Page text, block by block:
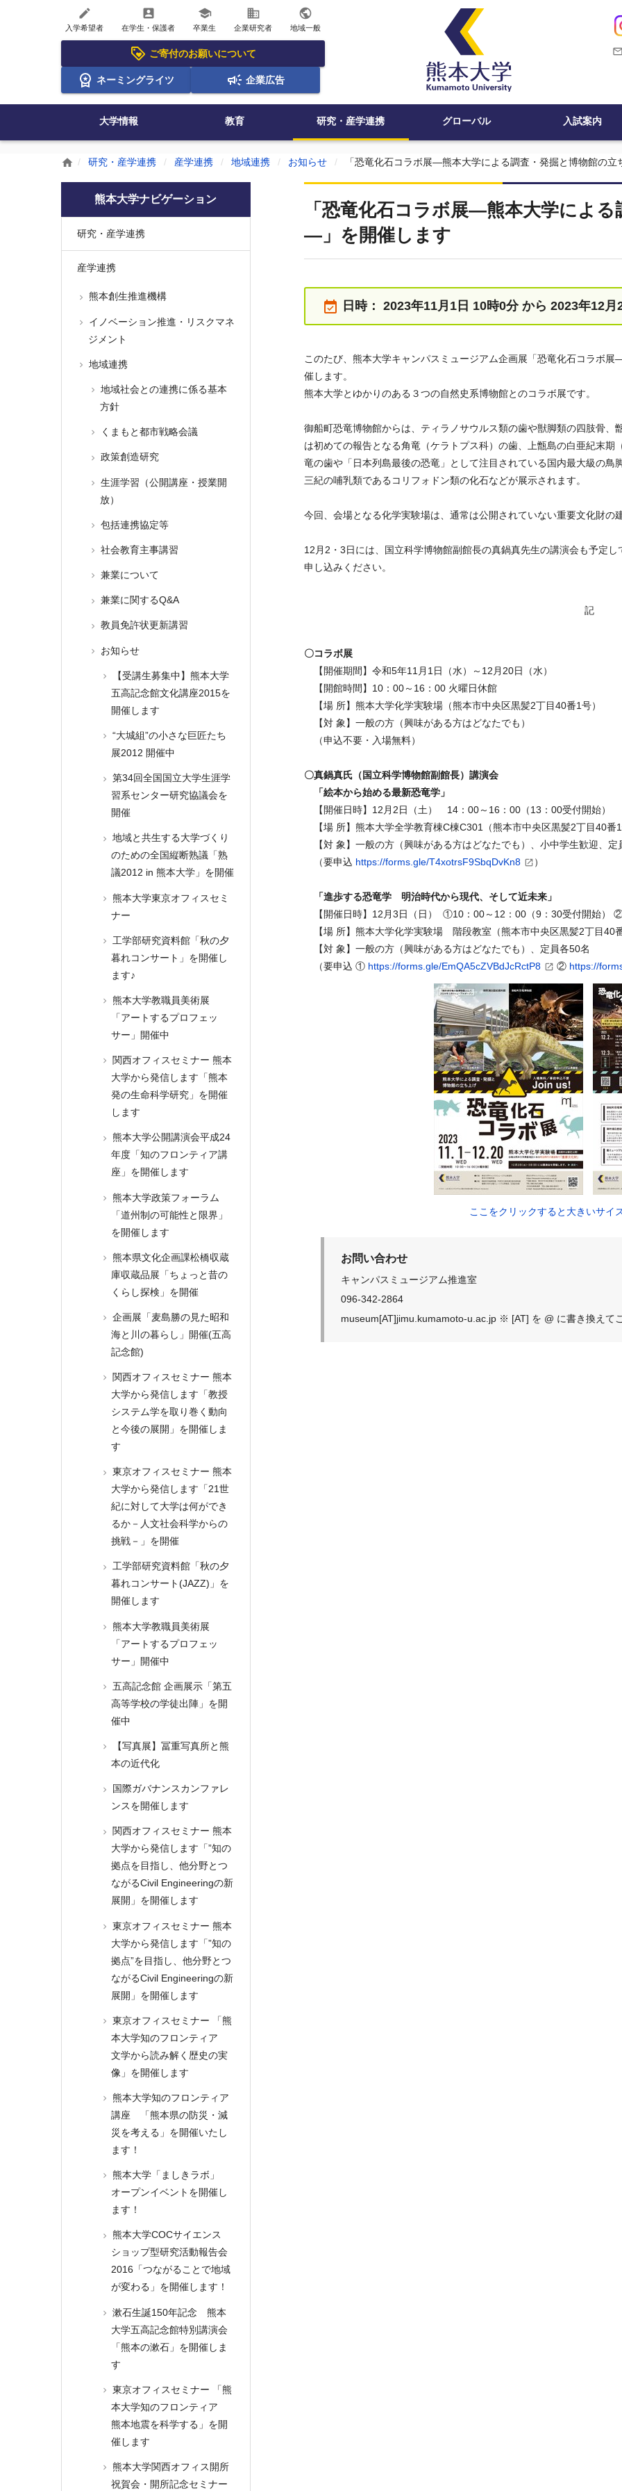
create
入学希望者
account_box
在学生・保護者
school
卒業生
business
企業研究者
public
地域一般
ご寄付のお願いについて
ネーミングライツ 企業広告
mail_outline
大学情報 教育 研究・産学連携 グローバル 入試案内
home 研究・産学連携 産学連携 地域連携 お知らせ 「恐竜化石コラボ展―熊本大学による調査・発掘と博物館の
「恐竜化石コラボ展―熊本大学によ
―」を開催します
event_available 日時： 2023年11月1日 10時0分 から 2023年12
このたび、熊本大学キャンパスミュージアム企画展「恐竜化石コラボ
催します。
熊本大学とゆかりのある３つの自然史系博物館とのコラボ展です。
御船町恐竜博物館からは、ティラノサウルス類の歯や獣脚類の四肢骨
は初めての報告となる角竜（ケラトプス科）の歯、上甑島の白亜紀末
竜の歯や「日本列島最後の恐竜」として注目されている国内最大級の
三紀の哺乳類であるコリフォドン類の化石などが展示されます。
今回、会場となる化学実験場は、通常は公開されていない重要文化財の
12月 2 ・3日には、国立科学博物館副館長の真鍋真先生の講演会も予定
申し込みください。
記
〇コラボ展
【開催期間】令和5年11 月 1 日（水）～ 12 月 20日（水）
【開館時間】 10 ：00～ 16 ：00 火曜日休館
【場 所】熊本大学化学実験場（熊本市中央区黒髪2丁目40番1号）
【対 象】一般の方（興味がある方はどなたでも）
（申込不要・入場無料）
〇真鍋真氏（国立科学博物館副館長）講演会
「絵本から始める最新恐竜学」
【開催日時】 12 月2日（土） 14 ：00～ 16 ：00 （13 ：00受付開始）
【場 所】熊本大学全学教育棟C棟C301（熊本市中央区黒髪2丁目40番1
【対 象】一般の方（興味がある方はどなたでも）、小中学生歓迎、定
（要申込 https://forms.gle/T4xotrsF9SbqDvKn8 ）
「進歩する恐竜学 明治時代から現代、そして近未来」
【開催日時】12月3日（日） ①10 ：00～ 12 ：00 （9 ：30受付開始）
【場 所】熊本大学化学実験場 階段教室（熊本市中央区黒髪2丁目40
【対 象】一般の方（興味がある方はどなたでも）、定員各50名
（要申込 ① https://forms.gle/EmQA5cZVBdJcRctP8 ② https://
ここをクリックすると大きいサイ
お問い合わせ
キャンパスミュージアム推進室
096-342-2864
museum[AT]jimu.kumamoto-u.ac.jp ※ [AT] を @ に書き換えて
熊本大学ナビゲーション
研究・産学連携
産学連携
熊本創生推進機構
イノベーション推進・リスクマネ
ジメント
地域連携
地域社会との連携に係る基本
方針
くまもと都市戦略会議
政策創造研究
生涯学習（公開講座・授業開
放）
包括連携協定等
社会教育主事講習
兼業について
兼業に関するQ&A
教員免許状更新講習
お知らせ
【受講生募集中】熊本大学
五高記念館文化講座2015を
開催します
“大城組”の小さな巨匠たち
展2012 開催中
第34回全国国立大学生涯学
習系センター研究協議会を
開催
地域と共生する大学づくり
のための全国縦断熟議「熟
議2012 in 熊本大学」を開催
熊本大学東京オフィスセミ
ナー
工学部研究資料館「秋の夕
暮れコンサート」を開催し
ます♪
熊本大学教職員美術展
「アートするプロフェッ
サー」開催中
関西オフィスセミナー 熊本
大学から発信します「熊本
発の生命科学研究」を開催
します
熊本大学公開講演会平成24
年度「知のフロンティア講
座」を開催します
熊本大学政策フォーラム
「道州制の可能性と限界」
を開催します
熊本県文化企画課松橋収蔵
庫収蔵品展「ちょっと昔の
くらし探検」を開催
企画展「麦島勝の見た昭和
海と川の暮らし」開催(五高
記念館)
関西オフィスセミナー 熊本
大学から発信します「教授
システム学を取り巻く動向
と今後の展開」を開催しま
す
東京オフィスセミナー 熊本
大学から発信します「21世
紀に対して大学は何ができ
るか－人文社会科学からの
挑戦－」を開催
工学部研究資料館「秋の夕
暮れコンサート(JAZZ)」を
開催します
熊本大学教職員美術展
「アートするプロフェッ
サー」開催中
五高記念館 企画展示「第五
高等学校の学徒出陣」を開
催中
【写真展】冨重写真所と熊
本の近代化
国際ガバナンスカンファレ
ンスを開催します
関西オフィスセミナー 熊本
大学から発信します「”知の
拠点を目指し、他分野とつ
ながるCivil Engineeringの新
展開」を開催します
東京オフィスセミナー 熊本
大学から発信します「”知の
拠点”を目指し、他分野とつ
ながるCivil Engineeringの新
展開」を開催します
東京オフィスセミナー 「熊
本大学知のフロンティア
文学から読み解く歴史の実
像」を開催します
熊本大学知のフロンティア
講座 「熊本県の防災・減
災を考える」を開催いたし
ます！
熊本大学「ましきラボ」
オープンイベントを開催し
ます！
熊本大学COCサイエンス
ショップ型研究活動報告会
2016「つながることで地域
が変わる」を開催します！
漱石生誕150年記念 熊本
大学五高記念館特別講演会
「熊本の漱石」を開催しま
す
東京オフィスセミナー 「熊
本大学知のフロンティア
熊本地震を科学する」を開
催します
熊本大学関西オフィス開所
祝賀会・開所記念セミナー